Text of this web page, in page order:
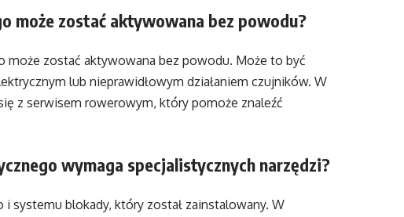
może zostać aktywowana bez powodu?
może zostać aktywowana bez powodu. Może to być
lub nieprawidłowym działaniem czujników. W
z serwisem rowerowym, który pomoże znaleźć
wymaga specjalistycznych narzędzi?
systemu blokady, który został zainstalowany. W